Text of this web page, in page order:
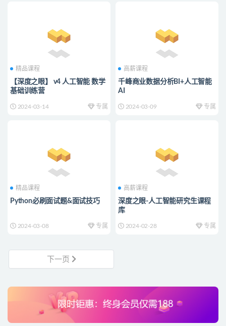
精品课程
【深度之眼】 v4 人工智能 数学
基础训练营
2024-03-14 专属
高薪课程
千峰商业数据分析BI+人工智能
AI
2024-03-09 专属
精品课程
Python必刷面试题&面试技巧
2024-03-08 专属
高薪课程
深度之眼-人工智能研究生课程
库
2024-02-28 专属
下一页